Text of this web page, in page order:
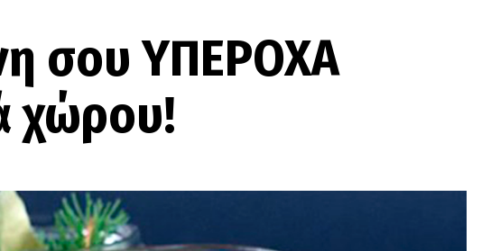
σου ΥΠΕΡΟΧΑ
χώρου!